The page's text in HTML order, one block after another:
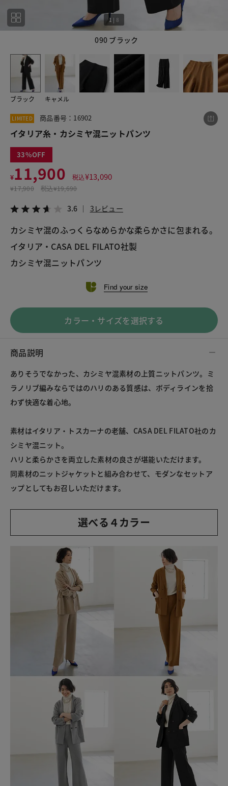
090 ブラック
1 | 8
ブラック キャメル
LIMITED 商品番号：16902
イタリア糸・カシミヤ混ニットパンツ
33
¥11,900 税込¥13,090
¥17,900 税込¥19,690
3.6 3レビュー
カシミヤ混のふっくらなめらかな柔らかさに包まれる。
イタリア・CASA DEL FILATO社製
Find your size
カラー・サイズを選択する
商品説明
ありそうでなかった、カシミヤ混素材の上質ニットパンツ。ミ
ラノリブ編みならではのハリのある質感は、ボディラインを拾
わず快適な着心地。
素材はイタリア・トスカーナの老舗、CASA DEL FILATO社のカ
シミヤ混ニット。
ハリと柔らかさを両立した素材の良さが堪能いただけます。
同素材のニットジャケットと組み合わせて、モダンなセットア
ップとしてもお召しいただけます。
選べる４カラー
この商品をシェアする
¥11,900 税込¥13,090
LINE X メール